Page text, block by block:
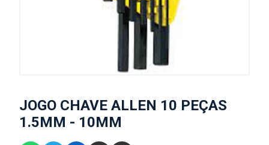
JOGO CHAVE ALLEN 10 PEÇAS
1.5MM - 10MM